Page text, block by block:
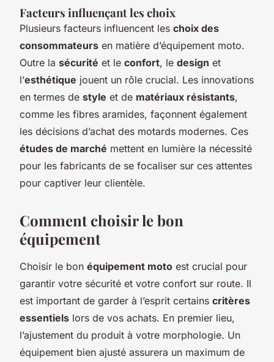
Facteurs influençant les choix
Plusieurs facteurs influencent les choix des
consommateurs en matière d’équipement moto.
Outre la sécurité et le confort, le design et
l’esthétique jouent un rôle crucial. Les innovations
en termes de style et de matériaux résistants,
comme les fibres aramides, façonnent également
les décisions d’achat des motards modernes. Ces
études de marché mettent en lumière la nécessité
pour les fabricants de se focaliser sur ces attentes
pour captiver leur clientèle.
Comment choisir le bon
équipement
Choisir le bon équipement moto est crucial pour
garantir votre sécurité et votre confort sur route. Il
est important de garder à l’esprit certains critères
essentiels lors de vos achats. En premier lieu,
l’ajustement du produit à votre morphologie. Un
équipement bien ajusté assurera un maximum de